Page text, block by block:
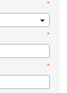
*
*
*